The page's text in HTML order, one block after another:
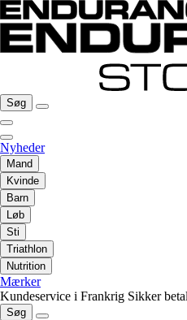
Søg
Nyheder
Mand
Kvinde
Barn
Løb
Sti
Triathlon
Nutrition
Mærker
Kundeservice i Frankrig Sikker
Søg